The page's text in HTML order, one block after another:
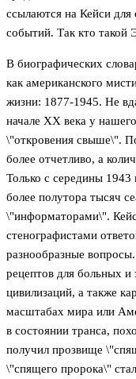
ссылаются на Кейси для
событий. Так кто такой
В биографических
как американского
жизни: 1877-1945. Не
начале ХХ века у
\"откровения свыше\".
более отчетливо, а
Только с середины 1943
более полутора тысяч
\"информаторами\".
стенографистами
разнообразные
рецептов для больных и
цивилизаций, а также
масштабах мира или
в состоянии транса,
получил прозвище
\"спящего пророка\"